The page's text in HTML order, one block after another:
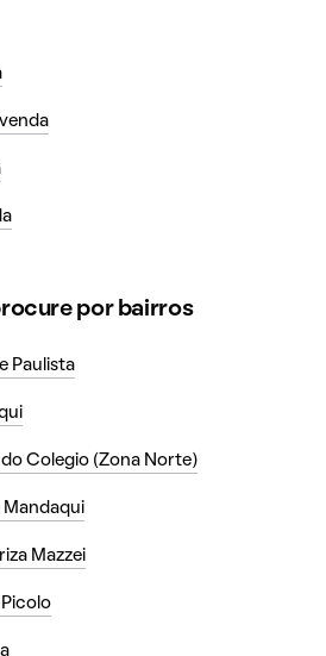
por bairros
Paulista
Colegio (Zona Norte)
Mandaqui
Mazzei